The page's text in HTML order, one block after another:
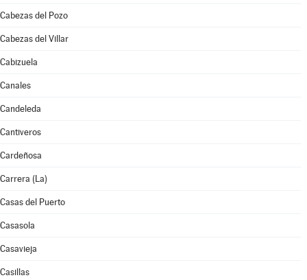
Cabezas del Pozo
Cabezas del Villar
Cabizuela
Canales
Candeleda
Cantiveros
Cardeñosa
Carrera (La)
Casas del Puerto
Casasola
Casavieja
Casillas